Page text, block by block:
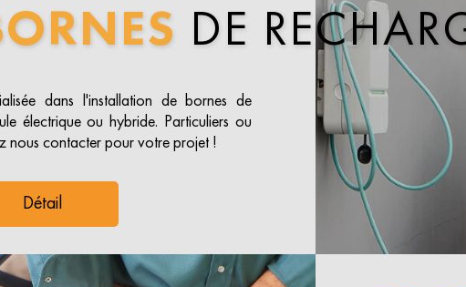
DE
dans l'installation de bornes de
électrique ou hybride. Particuliers ou
nous contacter pour votre projet !
Détail